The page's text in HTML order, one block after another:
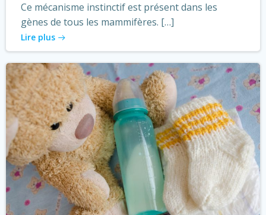
Ce mécanisme instinctif est présent dans les
gènes de tous les mammifères. […]
Lire plus